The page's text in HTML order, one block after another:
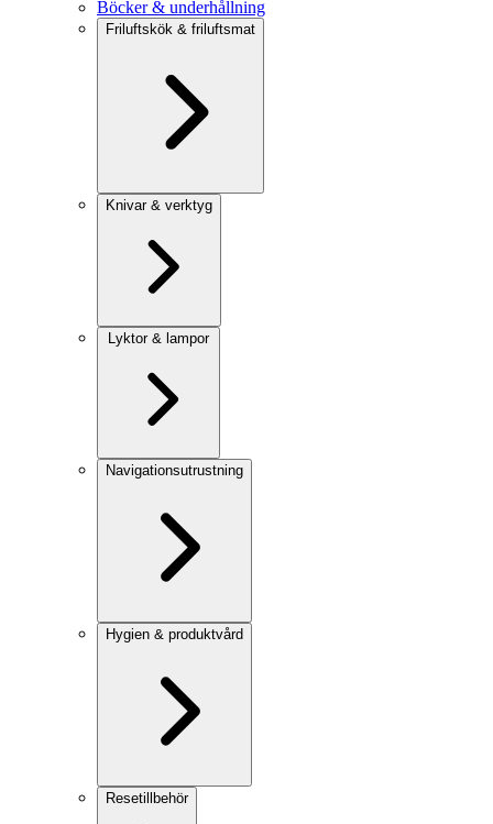
Böcker & underhållning
Friluftskök & friluftsmat
Knivar & verktyg
Lyktor & lampor
Navigationsutrustning
Hygien & produktvård
Resetillbehör